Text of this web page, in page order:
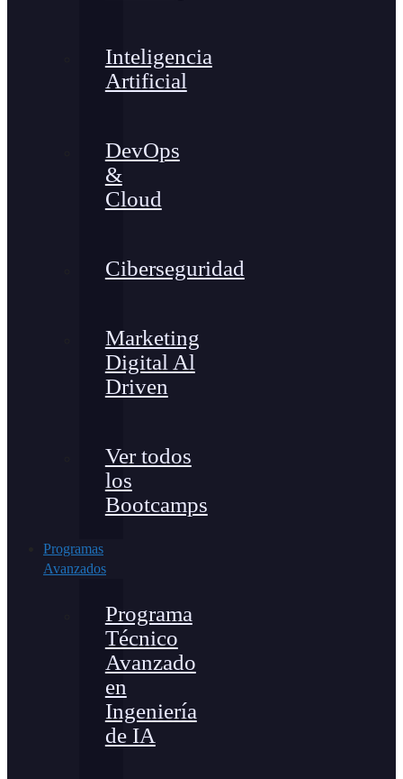
Inteligencia
Artificial
DevOps
&
Cloud
Ciberseguridad
Marketing
Digital Al
Driven
Ver todos
los
Bootcamps
Programas
Avanzados
Programa
Técnico
Avanzado
en
Ingeniería
de IA